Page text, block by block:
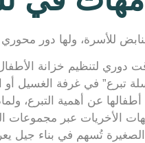
للأسرة، ولها دور
دوري لتنظيم خزانة
تبرع” في غرفة الغسيل أو
عن أهمية التبرع،
الأخريات عبر مجموعات
تُسهم في بناء جيل